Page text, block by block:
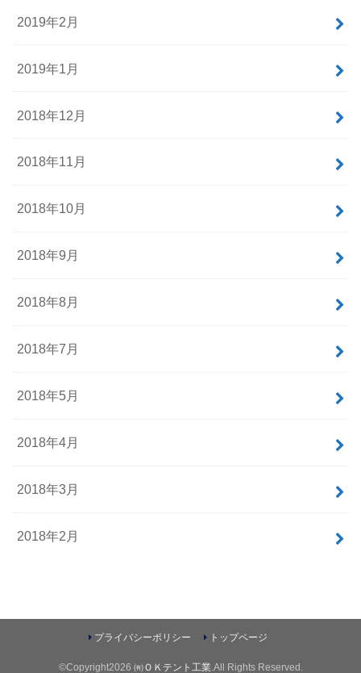
2019年2月
2019年1月
2018年12月
2018年11月
2018年10月
2018年9月
2018年8月
2018年7月
2018年5月
2018年4月
2018年3月
2018年2月
プライバシーポリシー トップページ
©Copyright2026 ㈲ＯＫテント工業.All Rights Reserved.